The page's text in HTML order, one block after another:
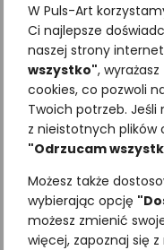
W Puls-Art
Ci najlepsze
naszej strony
wszystko",
cookies, co pozwoli
Twoich potrzeb. Jeśli
z nieistotnych plików
"Odrzucam
Możesz także
wybierając opcję
możesz zmienić
więcej, zapoznaj się z
Zakładka
GRYZONIE
3,69 zł z VAT
Dodaj do koszyka